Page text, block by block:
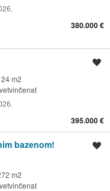
380.000 €
m2
395.000 €
bazenom!
m2